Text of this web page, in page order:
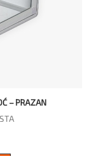
– PRAZAN